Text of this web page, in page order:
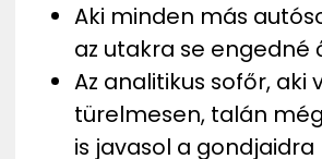
Aki minden más
az utakra se engedné
Az analitikus sofőr, aki
türelmesen, talán
is javasol a gondjaidra